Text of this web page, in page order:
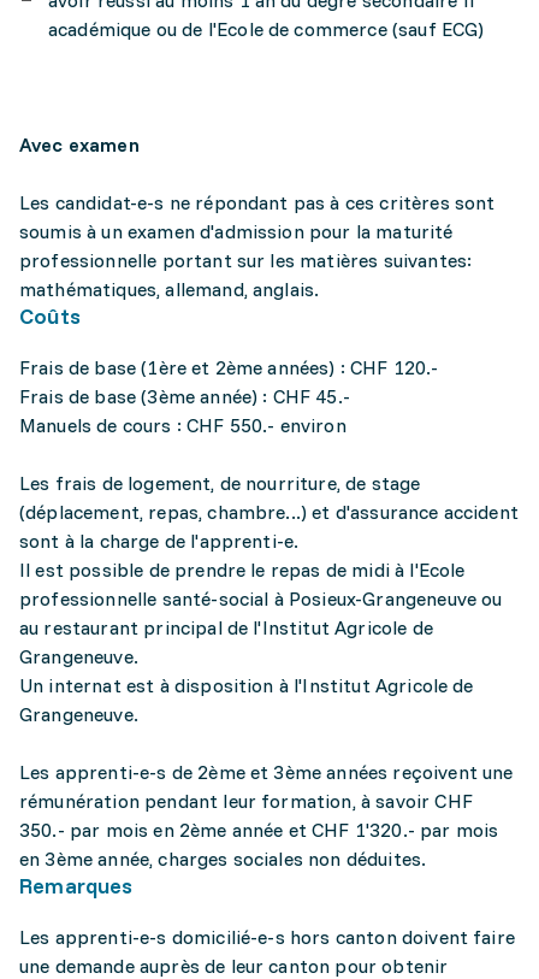
académique ou de l'Ecole de commerce (sauf ECG)
Avec examen
Les candidat-e-s ne répondant pas à ces critères sont
soumis à un examen d'admission pour la maturité
professionnelle portant sur les matières suivantes:
mathématiques, allemand, anglais.
Coûts
Frais de base (1ère et 2ème années) : CHF 120.-
Frais de base (3ème année) : CHF 45.-
Manuels de cours : CHF 550.- environ
Les frais de logement, de nourriture, de stage
(déplacement, repas, chambre...) et d'assurance accident
sont à la charge de l'apprenti-e.
Il est possible de prendre le repas de midi à l'Ecole
professionnelle santé-social à Posieux-Grangeneuve ou
au restaurant principal de l'Institut Agricole de
Grangeneuve.
Un internat est à disposition à l'Institut Agricole de
Grangeneuve.
Les apprenti-e-s de 2ème et 3ème années reçoivent une
rémunération pendant leur formation, à savoir CHF
350.- par mois en 2ème année et CHF 1'320.- par mois
en 3ème année, charges sociales non déduites.
Remarques
Les apprenti-e-s domicilié-e-s hors canton doivent faire
une demande auprès de leur canton pour obtenir